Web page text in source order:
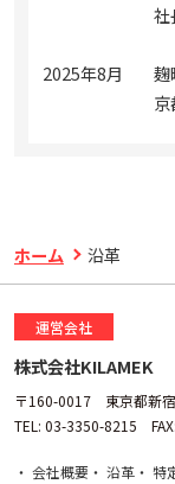
社
2025年8月
麹
ホーム 沿革
運営会社
株式会社KILAMEK
〒160-0017 東京都新
TEL: 03-3350-8215
会社概要 沿革 特